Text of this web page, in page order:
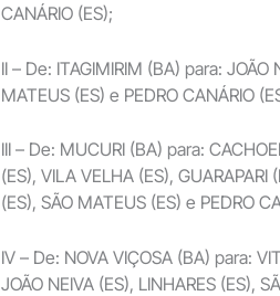
CANÁRIO (ES);
II – De: ITAGIMIRIM (BA) para: JOÃO
MATEUS (ES) e PEDRO CANÁRIO
III – De: MUCURI (BA) para:
(ES), VILA VELHA (ES), GUARAPARI
(ES), SÃO MATEUS (ES) e PEDRO
IV – De: NOVA VIÇOSA (BA) para:
JOÃO NEIVA (ES), LINHARES (ES),